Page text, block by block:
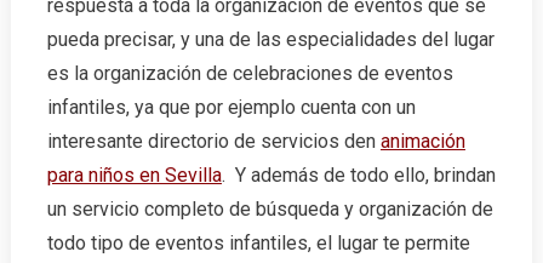
respuesta a toda la organización de eventos que se
pueda precisar, y una de las especialidades del lugar
es la organización de celebraciones de eventos
infantiles, ya que por ejemplo cuenta con un
interesante directorio de servicios den animación
para niños en Sevilla. Y además de todo ello, brindan
un servicio completo de búsqueda y organización de
todo tipo de eventos infantiles, el lugar te permite